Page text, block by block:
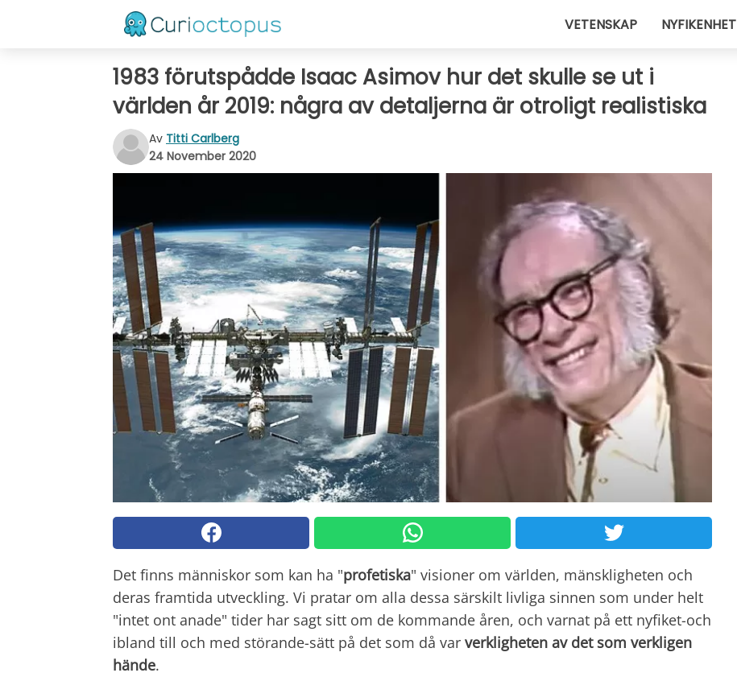
VETENSKAP NYFIKENHET
1983 förutspådde Isaac Asimov hur det skulle se ut i
världen år 2019: några av detaljerna är otroligt realistiska
Av Titti Carlberg
24 November 2020
Det finns människor som kan ha "profetiska" visioner om världen, mänskligheten och
deras framtida utveckling. Vi pratar om alla dessa särskilt livliga sinnen som under helt
"intet ont anade" tider har sagt sitt om de kommande åren, och varnat på ett nyfiket-och
ibland till och med störande-sätt på det som då var verkligheten av det som verkligen
hände.